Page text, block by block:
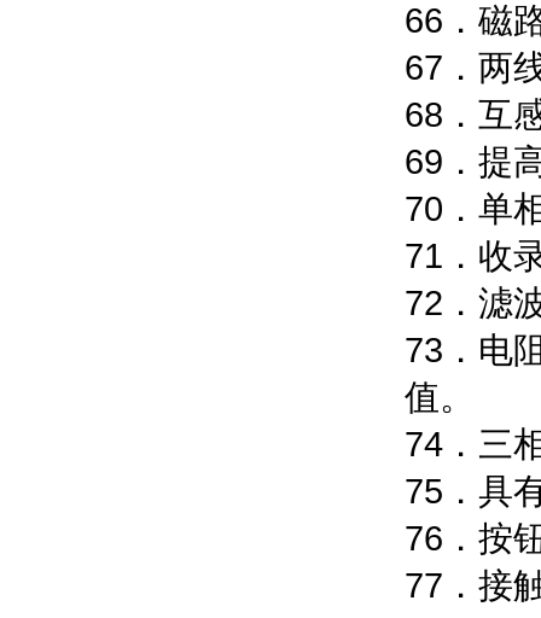
66．磁
67．两
68．互
69．提
70．单
71．收
72．滤
73．电
值。
74．三
75．具
76．按
77．接